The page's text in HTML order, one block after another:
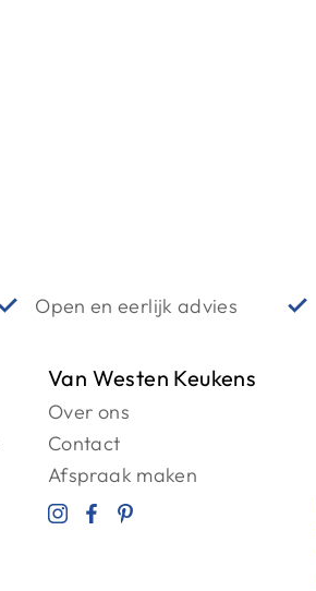
Open en eerlijk advies
Van Westen Keukens
Over ons
Contact
Afspraak maken